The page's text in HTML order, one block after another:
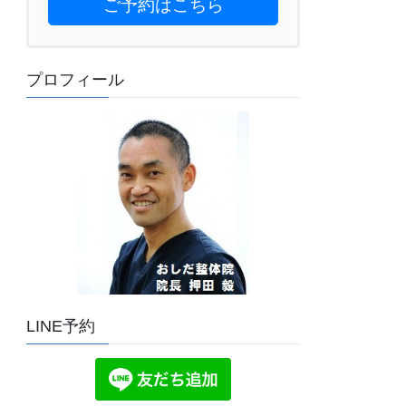
ご予約はこちら
プロフィール
LINE予約